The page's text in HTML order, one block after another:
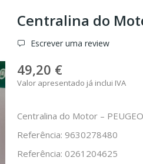
Centralina do
Escrever uma review
49,20 €
Valor apresentado já inclui IVA
Centralina do Motor –
Referência: 9630278480
Referência: 0261204625